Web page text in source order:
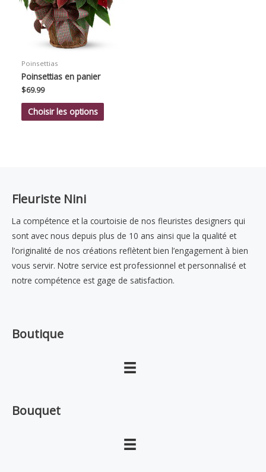
Poinsettias
Poinsettias en panier
$69.99
Choisir les options
Fleuriste Nini
La compétence et la courtoisie de nos fleuristes designers qui
sont avec nous depuis plus de 10 ans ainsi que la qualité et
l’originalité de nos créations reflètent bien l’engagement à bien
vous servir. Notre service est professionnel et personnalisé et
notre compétence est gage de satisfaction.
Boutique
Bouquet